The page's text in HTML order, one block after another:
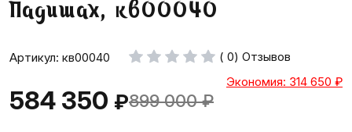
Падишах, кв00040
Артикул: кв00040 ( 0) Отзывов
584 350 ₽899 000 ₽
Экономия: 314 650 ₽